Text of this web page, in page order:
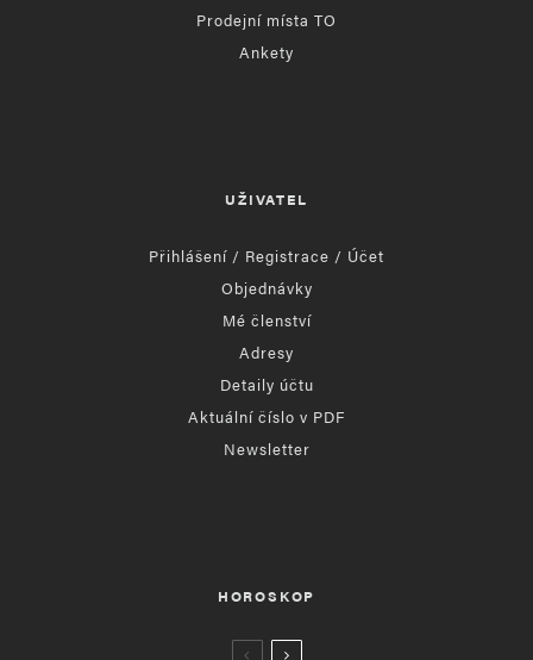
Prodejní místa TO
Ankety
UŽIVATEL
Přihlášení / Registrace / Účet
Objednávky
Mé členství
Adresy
Detaily účtu
Aktuální číslo v PDF
Newsletter
HOROSKOP